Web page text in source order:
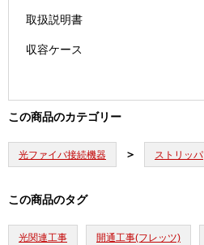
取扱説明書
収容ケース
この商品のカテゴリー
光ファイバ接続機器 ストリッパ
この商品のタグ
光関連工事 開通工事(フレッツ)